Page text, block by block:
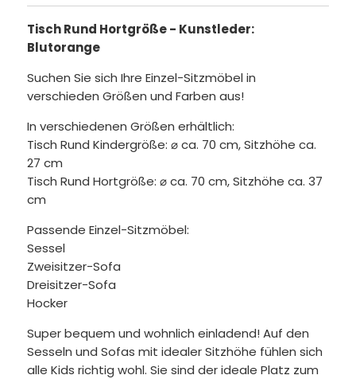
Tisch Rund Hortgröße - Kunstleder:
Blutorange
Suchen Sie sich Ihre Einzel-Sitzmöbel in
verschieden Größen und Farben aus!
In verschiedenen Größen erhältlich:
Tisch Rund Kindergröße: ⌀ ca. 70 cm, Sitzhöhe ca.
27 cm
Tisch Rund Hortgröße: ⌀ ca. 70 cm, Sitzhöhe ca. 37
cm
Passende Einzel-Sitzmöbel:
Sessel
Zweisitzer-Sofa
Dreisitzer-Sofa
Hocker
Super bequem und wohnlich einladend! Auf den
Sesseln und Sofas mit idealer Sitzhöhe fühlen sich
alle Kids richtig wohl. Sie sind der ideale Platz zum